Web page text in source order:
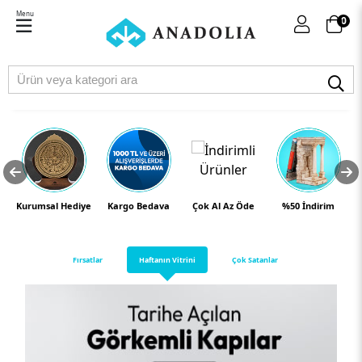
0
Menu
Kurumsal Hediye Kargo Bedava Çok Al Az Öde %50 İndirim
Fırsatlar Haftanın Vitrini Çok Satanlar